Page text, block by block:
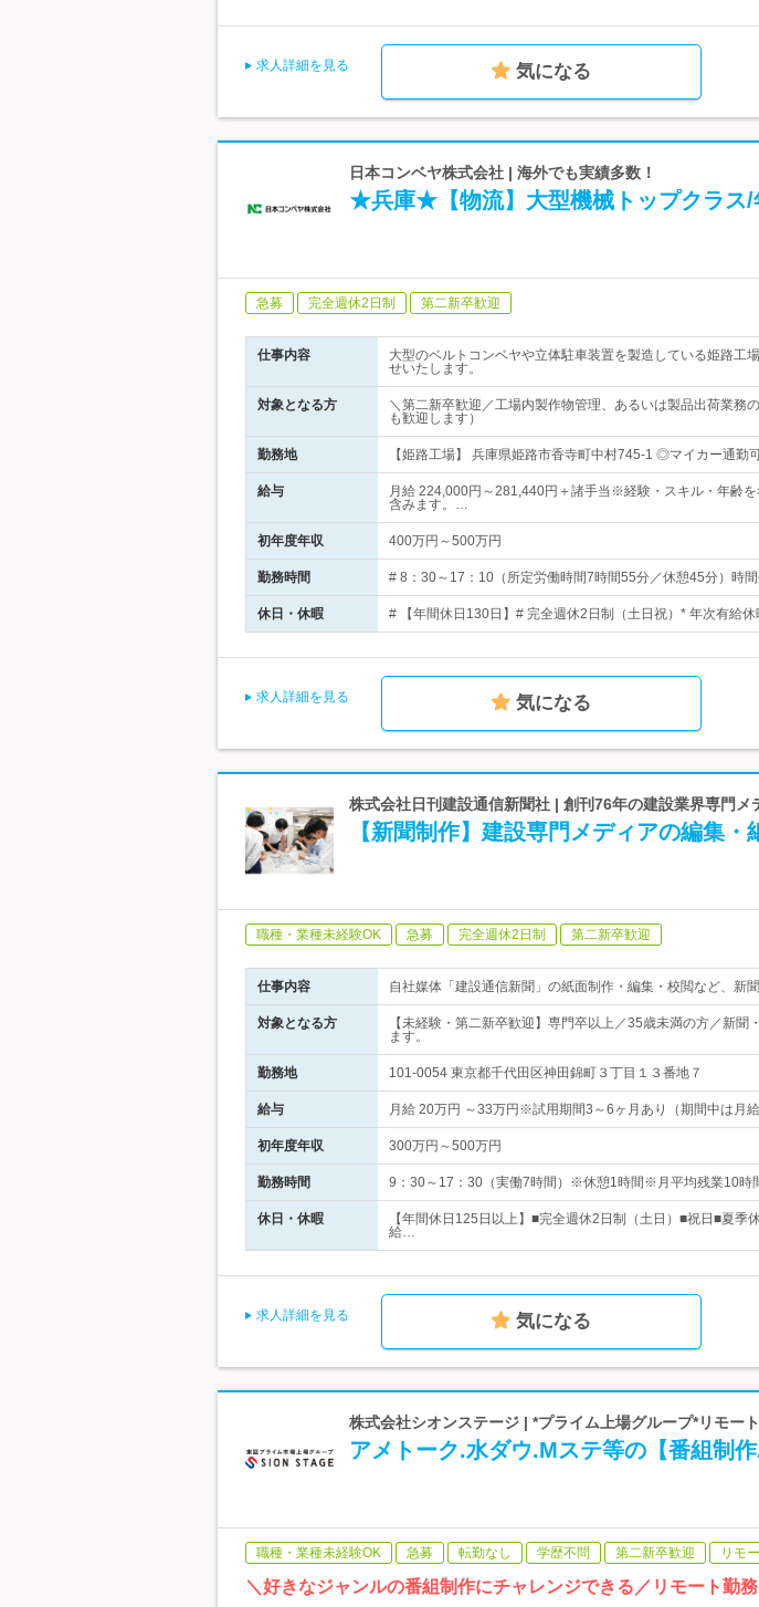
求人詳細を見る 気になる
日本コンベヤ株式会社 | 海外でも実績多数！
★兵庫★【物流】大型機械トップクラス/
急募 完全週休2日制 第二新卒歓迎
仕事内容
大型のベルトコンベヤや立体駐車装置を製造している姫路工
せいたします。
対象となる方
＼第二新卒歓迎／工場内製作物管理、あるいは製品出荷業務
も歓迎します）
勤務地 【姫路工場】 兵庫県姫路市香寺町中村745-1 ◎マイカー通
給与
月給 224,000円～281,440円＋諸手当※経験・スキル・年齢
含みます。…
初年度年収 400万円～500万円
勤務時間 # 8：30～17：10（所定労働時間7時間55分／休憩45分）時間
休日・休暇 # 【年間休日130日】# 完全週休2日制（土日祝）* 年次有給
求人詳細を見る 気になる
株式会社日刊建設通信新聞社 | 創刊76年の建設業界専門メ
【新聞制作】建設専門メディアの編集
職種・業種未経験OK 急募 完全週休2日制 第二新卒歓迎
仕事内容 自社媒体「建設通信新聞」の紙面制作・編集・校閲など、新
対象となる方
【未経験・第二新卒歓迎】専門卒以上／35歳未満の方／新聞
ます。
勤務地 101-0054 東京都千代田区神田錦町３丁目１３番地７
給与 月給 20万円 ～33万円※試用期間3～6ヶ月あり（期間中は月給
初年度年収 300万円～500万円
勤務時間 9：30～17：30（実働7時間）※休憩1時間※月平均残業10時
休日・休暇
【年間休日125日以上】■完全週休2日制（土日）■祝日■夏季
給…
求人詳細を見る 気になる
株式会社シオンステージ | *プライム上場グループ*リモー
アメトーク.水ダウ.Mステ等の【番組制
職種・業種未経験OK 急募 転勤なし 学歴不問 第二新卒歓迎 リモ
＼好きなジャンルの番組制作にチャレンジできる／リモート勤